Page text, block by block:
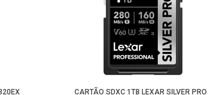
CARTÃO SDXC 1TB LEXAR SILVER PRO